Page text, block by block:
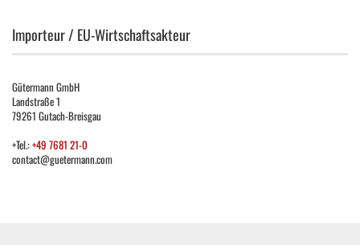
Importeur / EU-Wirtschaftsakteur
Gütermann GmbH
Landstraße 1
79261 Gutach-Breisgau
+Tel.:+49 7681 21-0
contact@guetermann.com